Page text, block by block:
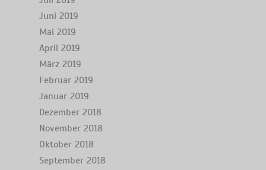
Juni 2019
Mai 2019
April 2019
März 2019
Februar 2019
Januar 2019
Dezember 2018
November 2018
Oktober 2018
September 2018